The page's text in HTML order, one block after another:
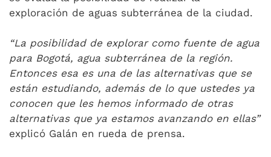
exploración de aguas subterránea de la ciudad.
“La posibilidad de explorar como fuente de agua
para Bogotá, agua subterránea de la región.
Entonces esa es una de las alternativas que se
están estudiando, además de lo que ustedes ya
conocen que les hemos informado de otras
alternativas que ya estamos avanzando en ellas”
explicó Galán en rueda de prensa.